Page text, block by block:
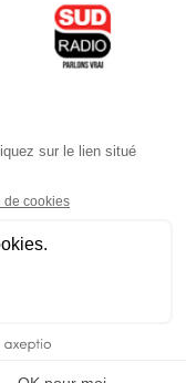
Olivier
Delovane